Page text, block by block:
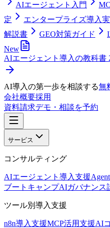
AIエージェント入門
定
エンタープライズ導入
解説書
GEO対策ガイド
New
AIエージェント導入の教科書
AI導入の第一歩を相談する無
会社概要採用
資料請求デモ・相談を予約
サービス
コンサルティング
AIエージェント導入支援
ブートキャンプAIガバナンス
ツール別導入支援
n8n導入支援MCP活用支援AI